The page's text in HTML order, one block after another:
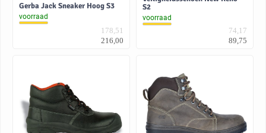
Gerba Jack Sneaker Hoog S3
voorraad
178,51
216,00
S2
voorraad
74,17
89,75